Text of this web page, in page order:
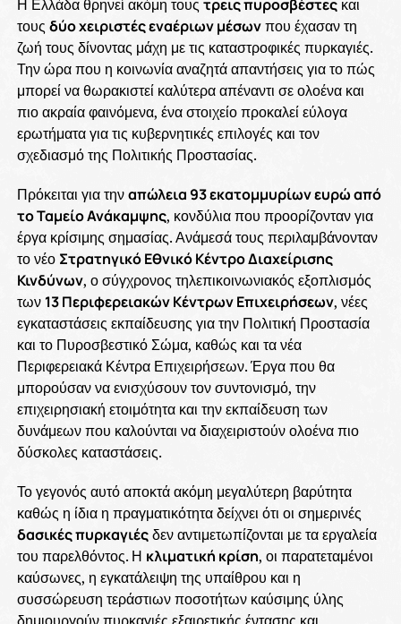
Η Ελλάδα θρηνεί ακόμη τους τρεις πυροσβέστεςκαι
τους δύο χειριστές εναέριων μέσωνπου έχασαν τη
ζωή τους δίνοντας μάχη με τις καταστροφικές πυρκαγιές.
Την ώρα που η κοινωνία αναζητά απαντήσεις για το πώς
μπορεί να θωρακιστεί καλύτερα απέναντι σε ολοένα και
πιο ακραία φαινόμενα, ένα στοιχείο προκαλεί εύλογα
ερωτήματα για τις κυβερνητικές επιλογές και τον
σχεδιασμό της Πολιτικής Προστασίας.
Πρόκειται για τηναπώλεια 93 εκατομμυρίων ευρώ από
το Ταμείο Ανάκαμψης, κονδύλια που προορίζονταν για
έργα κρίσιμης σημασίας. Ανάμεσά τους περιλαμβάνονταν
το νέο Στρατηγικό Εθνικό Κέντρο Διαχείρισης
Κινδύνων, ο σύγχρονος τηλεπικοινωνιακός εξοπλισμός
των 13 Περιφερειακών Κέντρων Επιχειρήσεων, νέες
εγκαταστάσεις εκπαίδευσης για την Πολιτική Προστασία
και το Πυροσβεστικό Σώμα, καθώς και τα νέα
Περιφερειακά Κέντρα Επιχειρήσεων. Έργα που θα
μπορούσαν να ενισχύσουν τον συντονισμό, την
επιχειρησιακή ετοιμότητα και την εκπαίδευση των
δυνάμεων που καλούνται να διαχειριστούν ολοένα πιο
δύσκολες καταστάσεις.
Το γεγονός αυτό αποκτά ακόμη μεγαλύτερη βαρύτητα
καθώς η ίδια η πραγματικότητα δείχνει ότι οι σημερινές
δασικές πυρκαγιέςδεν αντιμετωπίζονται με τα εργαλεία
του παρελθόντος. Η κλιματική κρίση, οι παρατεταμένοι
καύσωνες, η εγκατάλειψη της υπαίθρου και η
συσσώρευση τεράστιων ποσοτήτων καύσιμης ύλης
δημιουργούν πυρκαγιές εξαιρετικής έντασης και